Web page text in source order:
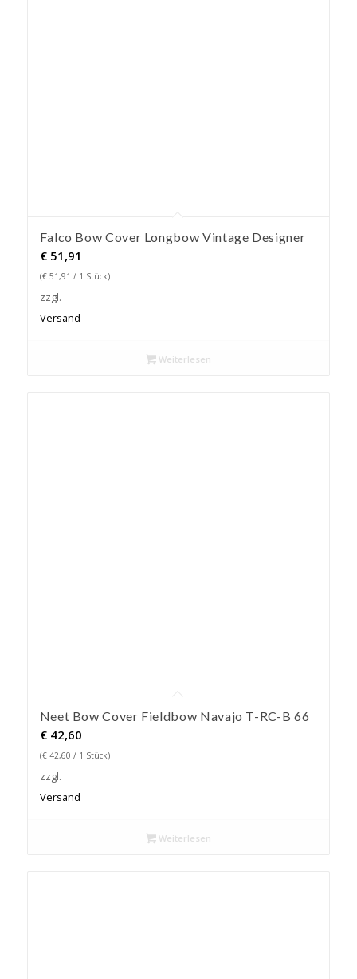
Falco Bow Cover Longbow Vintage Designer
€51,91
(€51,91 / 1 Stück)
zzgl.
Versand
Weiterlesen
Neet Bow Cover Fieldbow Navajo T-RC-B 66
€42,60
(€42,60 / 1 Stück)
zzgl.
Versand
Weiterlesen